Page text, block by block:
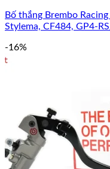
Bố thắng Brembo
Stylema, CF484, GP4-
-16%